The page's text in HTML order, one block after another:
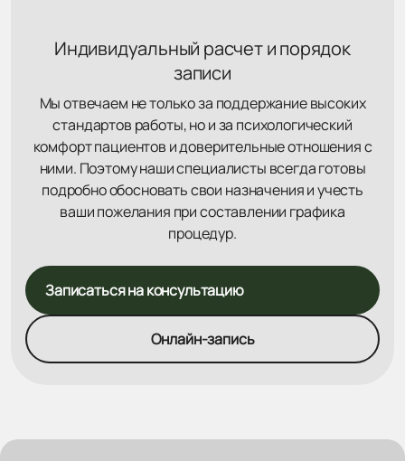
Индивидуальный расчет и порядок
записи
Мы отвечаем не только за поддержание высоких
стандартов работы, но и за психологический
комфорт пациентов и доверительные отношения с
ними. Поэтому наши специалисты всегда готовы
подробно обосновать свои назначения и учесть
ваши пожелания при составлении графика
процедур.
Записаться на консультацию
Онлайн-запись